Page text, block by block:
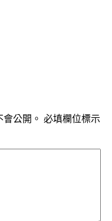
公開。 必填欄位標示